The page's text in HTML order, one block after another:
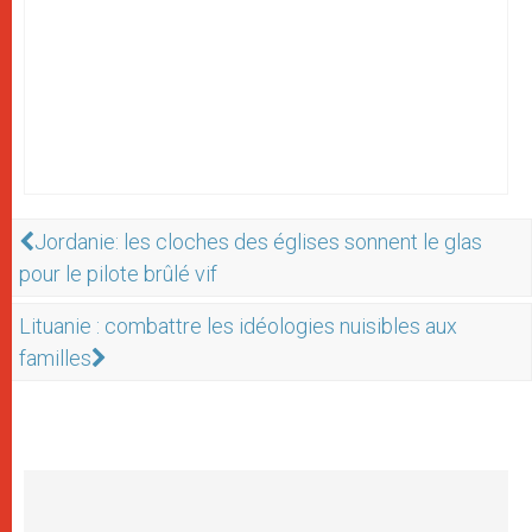
Jordanie: les cloches des églises sonnent le glas
pour le pilote brûlé vif
Lituanie : combattre les idéologies nuisibles aux
familles